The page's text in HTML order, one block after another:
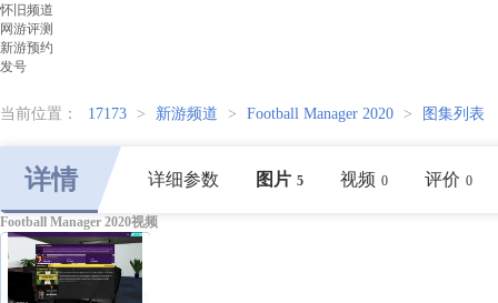
怀旧频道
网游评测
新游预约
发号
当前位置： 17173 > 新游频道 > Football Manager 2020 > 图集列表
详情 详细参数 图片 5 视频 0 评价 0
Football Manager 2020视频